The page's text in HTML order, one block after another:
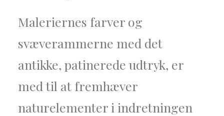
Maleriernes farver og
svæverammerne med det
antikke, patinerede udtryk, er
med til at fremhæver
naturelementer i indretningen